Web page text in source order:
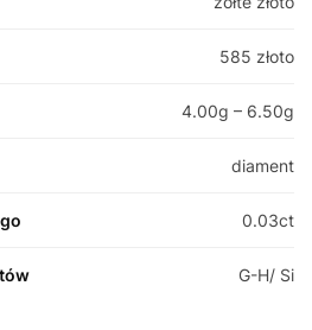
585 złoto
4.00g – 6.50g
diament
0.03ct
G-H/ Si